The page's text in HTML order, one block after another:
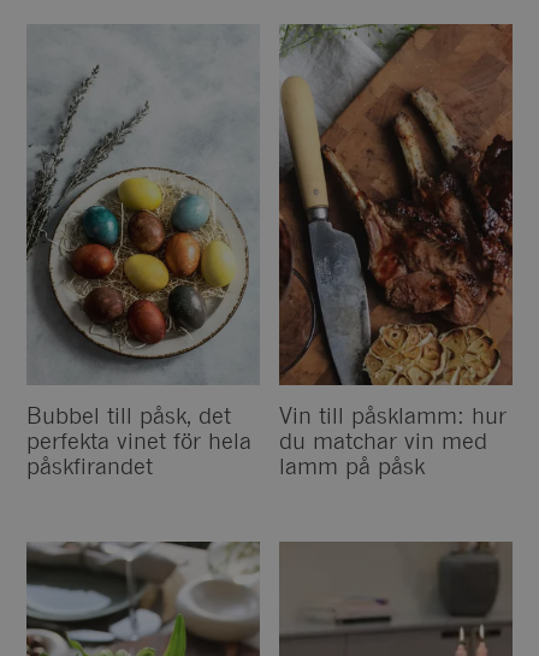
Bubbel till påsk, det
perfekta vinet för hela
påskfirandet
Vin till påsklamm: hur
du matchar vin med
lamm på påsk